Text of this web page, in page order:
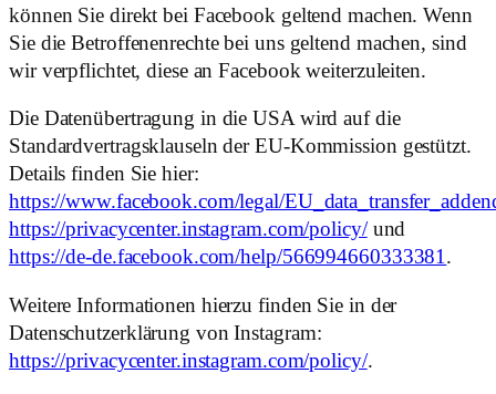
können Sie direkt bei Facebook geltend machen. Wenn
Sie die Betroffenenrechte bei uns geltend machen, sind
wir verpflichtet, diese an Facebook weiterzuleiten.
Die Datenübertragung in die USA wird auf die
Standardvertragsklauseln der EU-Kommission gestützt.
Details finden Sie hier:
https://www.facebook.com/legal/
https://privacycenter.instagram.com/policy/und
https://de-de.facebook.com/help/566994660333381.
Weitere Informationen hierzu finden Sie in der
Datenschutzerklärung von Instagram:
https://privacycenter.instagram.com/policy/.